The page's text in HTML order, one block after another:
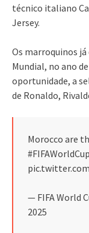
técnico italiano
Jersey.
Os marroquinos
Mundial, no ano
oportunidade, a
de Ronaldo,
Morocco are
— FIFA World
2025